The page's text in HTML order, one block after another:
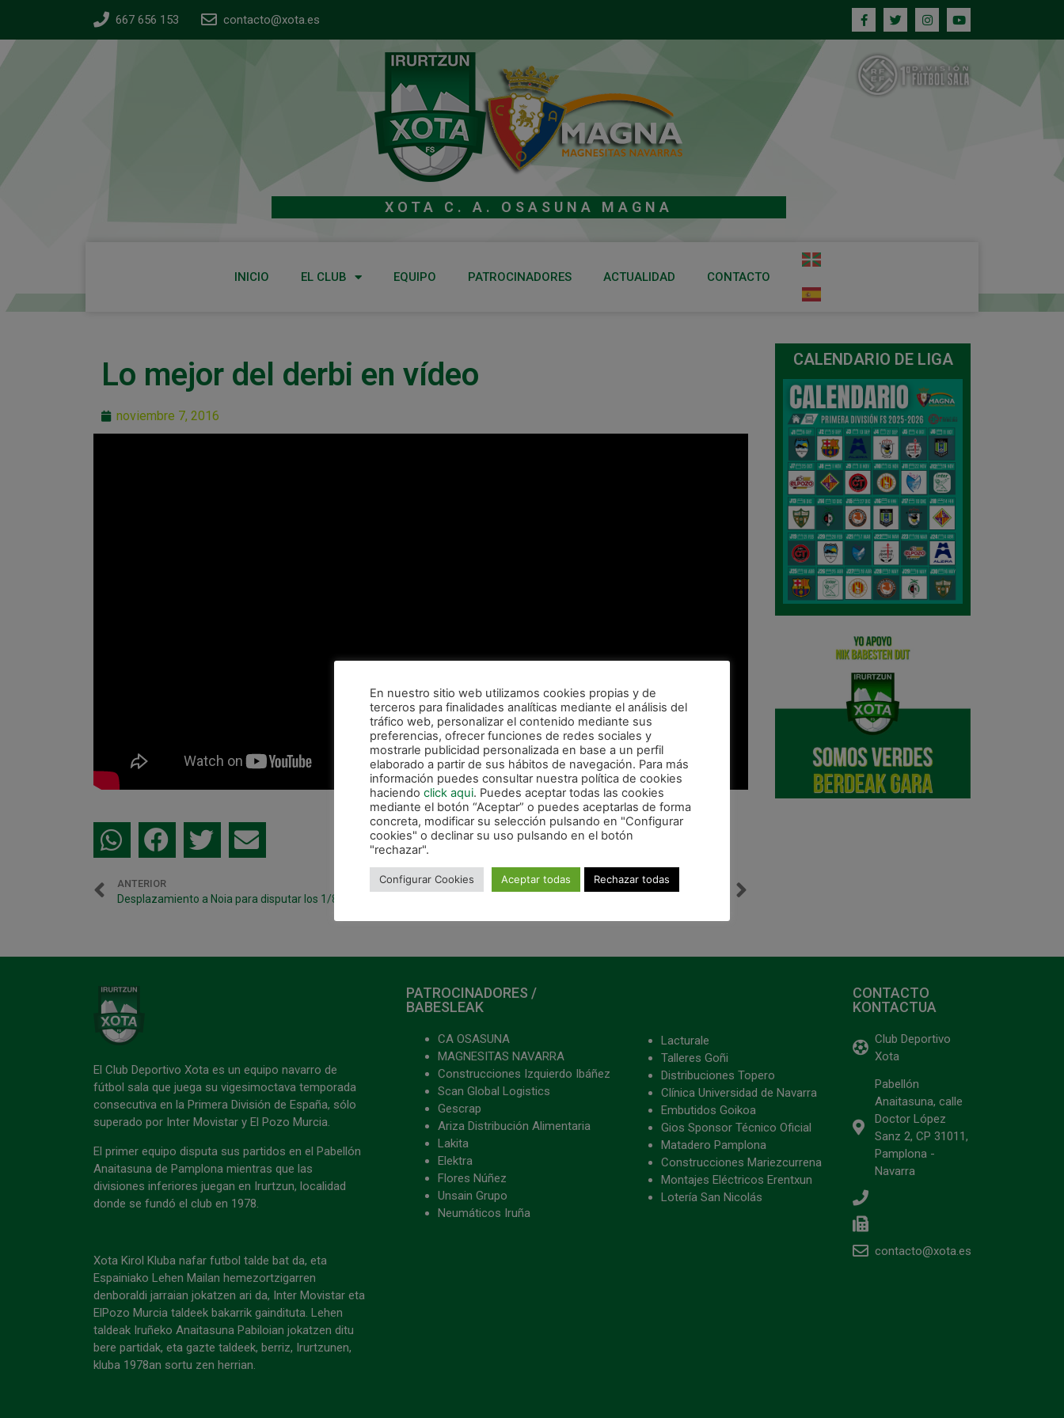
667 656 153 contacto@xota.es
XOTA C. A. OSASUNA MAGNA
INICIO EL CLUB EQUIPO PATROCINADORES ACTUALIDAD CONTACTO
Lo mejor del derbi en vídeo
noviembre 7, 2016
ANTERIOR
CALENDARIO DE LIGA
El Club Deportivo Xota es un equipo navarro de
fútbol sala que juega su vigesimoctava temporada
consecutiva en la Primera División de España, sólo
superado por Inter Movistar y El Pozo Murcia.
El primer equipo disputa sus partidos en el Pabellón
Anaitasuna de Pamplona mientras que las
divisiones inferiores juegan en Irurtzun, localidad
donde se fundó el club en 1978.
Xota Kirol Kluba nafar futbol talde bat da, eta
Espainiako Lehen Mailan hemezortzigarren
denboraldi jarraian jokatzen ari da, Inter Movistar eta
ElPozo Murcia taldeek bakarrik gaindituta. Lehen
taldeak Iruñeko Anaitasuna Pabiloian jokatzen ditu
bere partidak, eta gazte taldeek, berriz, Irurtzunen,
kluba 1978an sortu zen herrian.
PATROCINADORES /
BABESLEAK
CA OSASUNA
MAGNESITAS NAVARRA
Construcciones Izquierdo Ibáñez
Scan Global Logistics
Gescrap
Ariza Distribución Alimentaria
Lakita
Elektra
Flores Núñez
Unsain Grupo
Neumáticos Iruña
Lacturale
Talleres Goñi
Distribuciones Topero
Clínica Universidad de Navarra
Embutidos Goikoa
Gios Sponsor Técnico Oficial
Matadero Pamplona
Construcciones Mariezcurrena
Montajes Eléctricos Erentxun
Lotería San Nicolás
CONTACTO
KONTACTUA
Club Deportivo
Xota
Pabellón
Anaitasuna, calle
Doctor López
Sanz 2, CP 31011,
Pamplona -
Navarra
contacto@xota.es
En nuestro sitio web utilizamos cookies propias y de
terceros para finalidades analíticas mediante el análisis del
tráfico web, personalizar el contenido mediante sus
preferencias, ofrecer funciones de redes sociales y
mostrarle publicidad personalizada en base a un perfil
elaborado a partir de sus hábitos de navegación. Para más
información puedes consultar nuestra política de cookies
haciendo click aqui. Puedes aceptar todas las cookies
mediante el botón “Aceptar” o puedes aceptarlas de forma
concreta, modificar su selección pulsando en "Configurar
cookies" o declinar su uso pulsando en el botón
"rechazar".
Configurar Cookies Aceptar todas Rechazar todas